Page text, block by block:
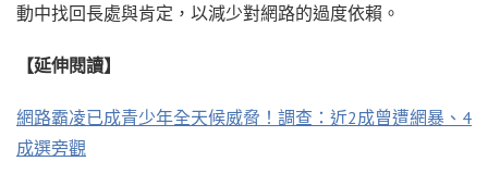
動中找回長處與肯定，以減少對網路的過度依賴。
【延伸閱讀】
網路霸凌已成青少年全天候威脅！調查：近2成曾遭網暴、4
成選旁觀